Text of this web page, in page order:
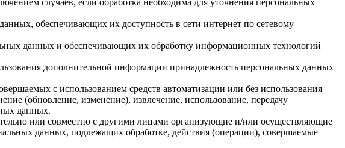
случаев, если обработка необходима для уточнения персональных
обеспечивающих их доступность в сети интернет по сетевому
данных и обеспечивающих их обработку информационных технологий
дополнительной информации принадлежность персональных данных
с использованием средств автоматизации или без использования
(обновление, изменение), извлечение, использование, передачу
данных.
или совместно с другими лицами организующие и/или осуществляющие
данных, подлежащих обработке, действия (операции), совершаемые